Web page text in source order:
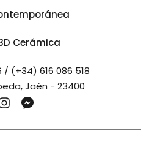
Cerámica
(+34) 616 086 518
Jaén - 23400